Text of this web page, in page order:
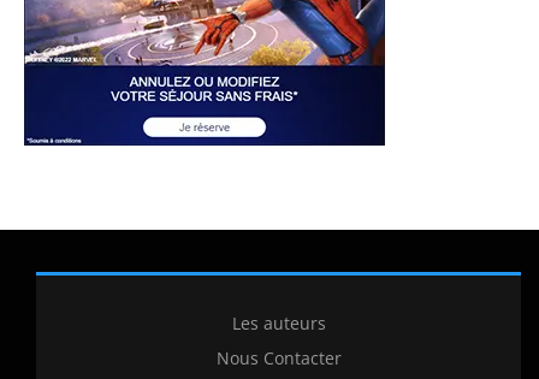
Les auteurs
Nous Contacter